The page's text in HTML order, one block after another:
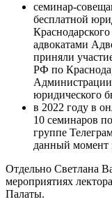
семинар-
бесплатной
адвокатами
приняли
РФ по
Администрации
юридического
в 2022 году в
10 семинаров
группе
данный момент
Отдельно Светлана
мероприятиях
Палаты.